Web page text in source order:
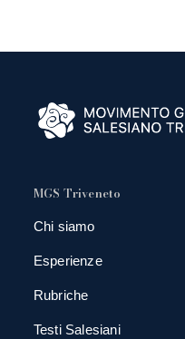
MGS Triveneto
Chi siamo
Esperienze
Rubriche
Testi Salesiani